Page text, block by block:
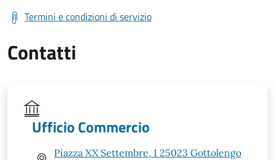
Termini e condizioni di servizio
Contatti
Ufficio Commercio
Piazza XX Settembre, 1 25023 Gottolengo